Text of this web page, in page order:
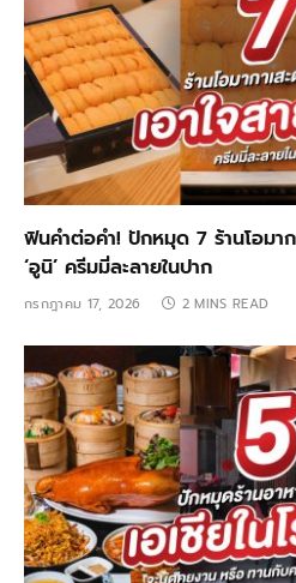
ฟินคำต่อคำ! ปักหมุด 7 ร้านโอมาก
‘อูนิ’ ครีมมี่ละลายในปาก
กรกฎาคม 17, 2026 2 MINS READ